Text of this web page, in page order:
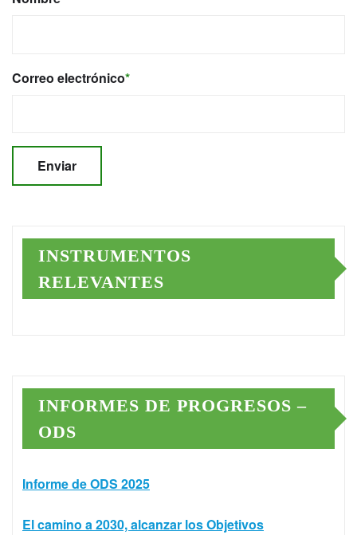
Correo electrónico*
INSTRUMENTOS
RELEVANTES
INFORMES DE PROGRESOS –
ODS
Informe de ODS 2025
El camino a 2030, alcanzar los Objetivos